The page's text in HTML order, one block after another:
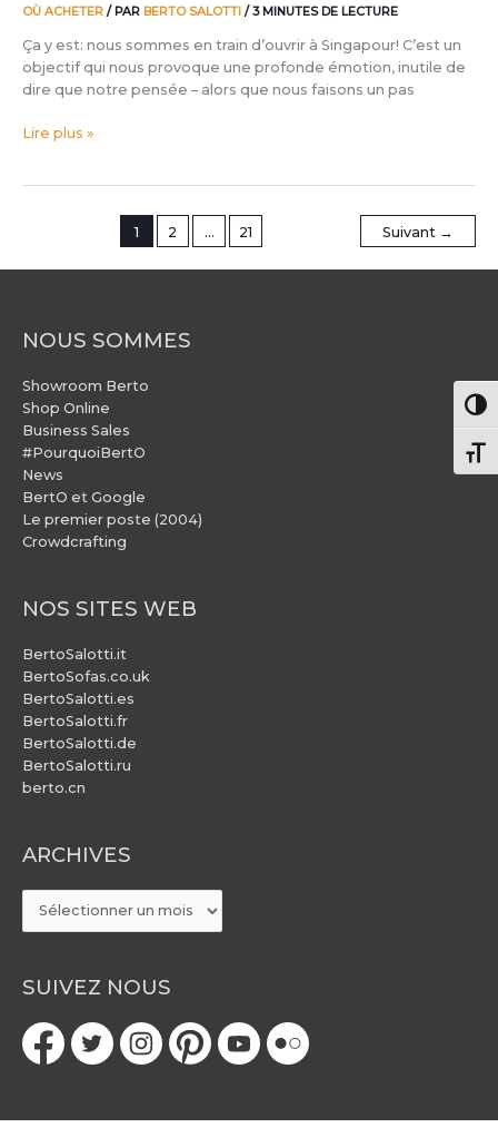
OÙ ACHETER / PAR BERTO SALOTTI /3 MINUTES DE LECTURE
Ça y est: nous sommes en train d’ouvrir à Singapour! C’est un
objectif qui nous provoque une profonde émotion, inutile de
dire que notre pensée – alors que nous faisons un pas
Lire plus »
1 2 … 21 Suivant →
NOUS SOMMES
Showroom Berto
Shop Online
Business Sales
#PourquoiBertO
News
BertO et Google
Le premier poste (2004)
Crowdcrafting
NOS SITES WEB
BertoSalotti.it
BertoSofas.co.uk
BertoSalotti.es
BertoSalotti.fr
BertoSalotti.de
BertoSalotti.ru
berto.cn
ARCHIVES
ARCHIVES
SUIVEZ NOUS